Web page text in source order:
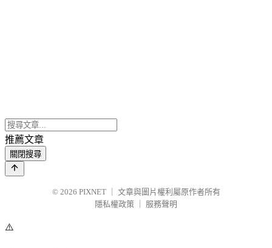
推薦文章
關閉搜尋
© 2026 PIXNET
文章與圖片權利屬原作者所有
隱私權政策
服務聲明
⚠️